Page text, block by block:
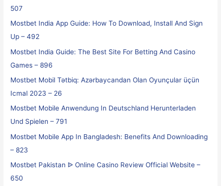
507
Mostbet India App Guide: How To Download, Install And Sign
Up – 492
Mostbet India Guide: The Best Site For Betting And Casino
Games – 896
Mostbet Mobil Tətbiq: Azərbaycandan Olan Oyunçular üçün
Icmal 2023 – 26
Mostbet Mobile Anwendung In Deutschland Herunterladen
Und Spielen – 791
Mostbet Mobile App In Bangladesh: Benefits And Downloading
– 823
Mostbet Pakistan ᐉ Online Casino Review Official Website –
650